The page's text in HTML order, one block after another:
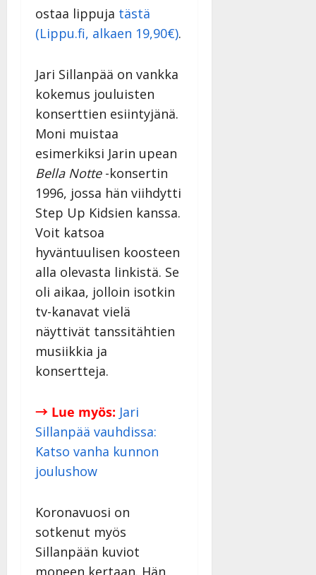
ostaa lippuja tästä
(Lippu.fi, alkaen 19,90€).
Jari Sillanpää on vankka
kokemus jouluisten
konserttien esiintyjänä.
Moni muistaa
esimerkiksi Jarin upean
Bella Notte-konsertin
1996, jossa hän viihdytti
Step Up Kidsien kanssa.
Voit katsoa
hyväntuulisen koosteen
alla olevasta linkistä. Se
oli aikaa, jolloin isotkin
tv-kanavat vielä
näyttivät tanssitähtien
musiikkia ja
konsertteja.
→ Lue myös: Jari
Sillanpää vauhdissa:
Katso vanha kunnon
joulushow
Koronavuosi on
sotkenut myös
Sillanpään kuviot
l
i
o
k
i
o
s
Tanssiin.fi
27.4.2025
|
Päivitetty:27.4.2025